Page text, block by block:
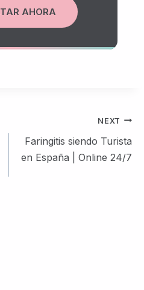
AHORA
NEXT
Faringitis siendo Turista
en España | Online 24/7